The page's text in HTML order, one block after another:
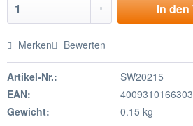
In den
Merken Bewerten
Artikel-Nr.:
SW20215
EAN:
4009310166303
Gewicht:
0.15 kg